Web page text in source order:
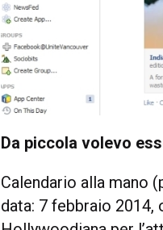
Da piccola volevo
Calendario alla mano
data: 7 febbraio 2014,